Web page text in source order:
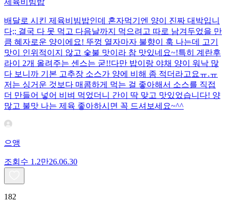
배달로 시킨 제육비빔밥인데 혼자먹기엔 양이 진짜 대박입니
다;; 결국 다 못 먹고 다음날까지 먹으려고 따로 남겨두었을 만
큼 혜자로운 양이에요! 뚜껑 열자마자 불향이 훅 나는데 고기
맛이 인위적이지 않고 숯불 맛이라 참 맛있네요~!특히 계란후
라이 2개 올려주는 센스는 굳!! ​다만 밥이랑 야채 양이 워낙 많
다 보니까 기본 고추장 소스가 양에 비해 좀 적더라고요ㅠ.ㅠ
저는 싱거운 것보다 매콤하게 먹는 걸 좋아해서 소스를 직접
더 만들어 넣어 비벼 먹었더니 간이 딱 맞고 맛있었습니다! 양
많고 불맛 나는 제육 좋아하시면 꼭 드셔보세요~^^
으앵
조회수 1.2만26.06.30
182